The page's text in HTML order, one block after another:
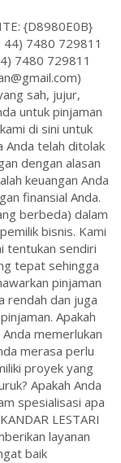
729811
729811
sah, jujur,
untuk pinjaman
di sini untuk
Anda telah ditolak
dengan alasan
keuangan Anda
finansial Anda.
berbeda) dalam
bisnis. Kami
tentukan sendiri
tepat sehingga
pinjaman
rendah dan juga
Apakah
memerlukan
merasa perlu
proyek yang
Apakah Anda
spesialisasi apa
LESTARI
layanan
baik